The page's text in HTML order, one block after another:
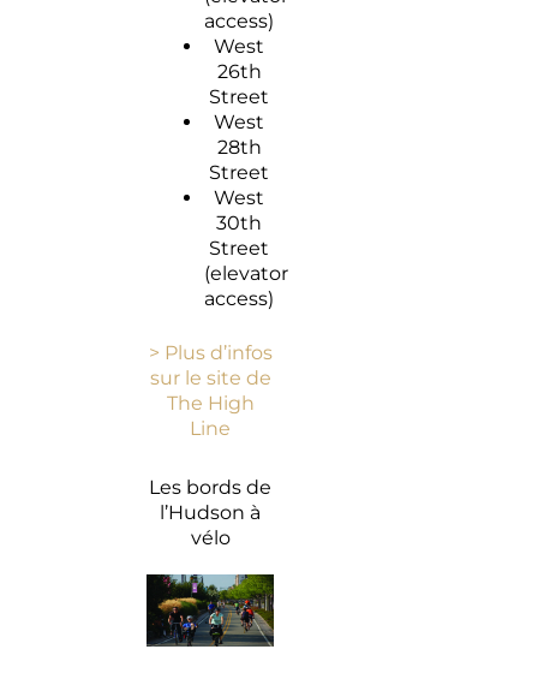
access)
West
26th
Street
West
28th
Street
West
30th
Street
(elevator
access)
> Plus d’infos
sur le site de
The High
Line
Les bords de
l’Hudson à
vélo